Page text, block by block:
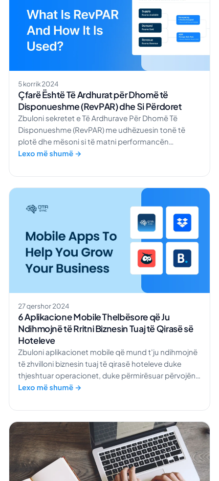
5 korrik 2024
Çfarë Është Të Ardhurat për Dhomë të
Disponueshme (RevPAR) dhe Si Përdoret
Zbuloni sekretet e Të Ardhurave Për Dhomë Të
Disponueshme (RevPAR) me udhëzuesin tonë të
plotë dhe mësoni si të matni performancën
financiare të hotelit tuaj.
Lexo më shumë →
27 qershor 2024
6 Aplikacione Mobile Thelbësore që Ju
Ndihmojnë të Rritni Biznesin Tuaj të Qirasë së
Hoteleve
Zbuloni aplikacionet mobile që mund t'ju ndihmojnë
të zhvilloni biznesin tuaj të qirasë hoteleve duke
thjeshtuar operacionet, duke përmirësuar përvojën
e mysafirëve dhe duke maksimizuar të ardhurat.
Lexo më shumë →